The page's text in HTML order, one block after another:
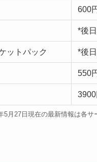
600
*後
ットパック *後
550
3900
5月27日現在の最新情報は各